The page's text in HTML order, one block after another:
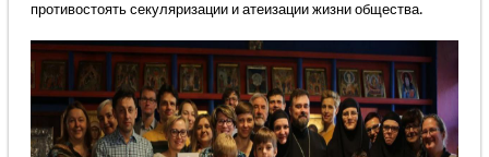
противостоять секуляризации и атеизации жизни общества.